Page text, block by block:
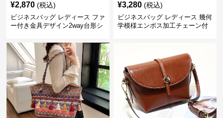
¥2,870 (税込)
ビジネスバッグ レディース ファ
ー付き金具デザイン2way台形シ
¥3,280 (税込)
ビジネスバッグ レディース 幾何
学模様エンボス加工チェーン付